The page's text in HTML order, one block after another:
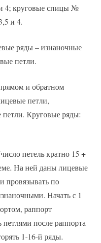
4; круговые спицы №
и 4.
ряды – изнаночные
петли.
и обратном
петли,
Круговые ряды:
петель кратно 15 +
На ней даны лицевые
провязывать по
Начать с 1
раппорт
петлями после раппорта
1-16-й ряды.